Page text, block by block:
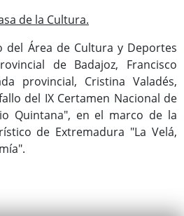
de la Cultura.
del Área de Cultura y Deportes
de Badajoz, Francisco
provincial, Cristina Valadés,
del IX Certamen Nacional de
Quintana", en el marco de la
de Extremadura "La Velá,